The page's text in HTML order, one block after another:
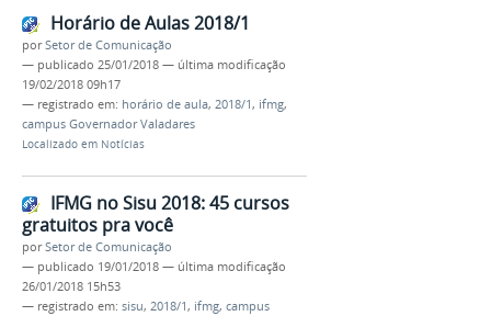
Horário de Aulas 2018/1
porSetor de Comunicação
— publicado 25/01/2018 — última modificação
19/02/2018 09h17
— registrado em: horário de aula, 2018/1, ifmg,
campus Governador Valadares
Localizado em Notícias
IFMG no Sisu 2018: 45 cursos
gratuitos pra você
porSetor de Comunicação
— publicado 19/01/2018 — última modificação
26/01/2018 15h53
— registrado em: sisu, 2018/1, ifmg, campus